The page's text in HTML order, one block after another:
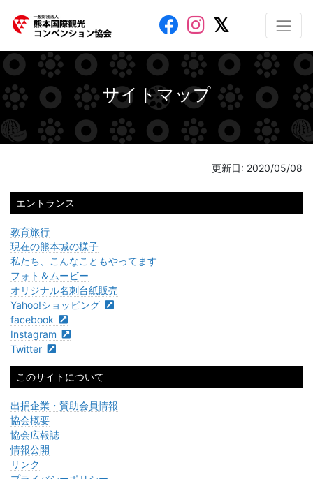
サイトマップ
更新日: 2020/05/08
エントランス
教育旅行
現在の熊本城の様子
私たち、こんなこともやってます
フォト＆ムービー
オリジナル名刺台紙販売
Yahoo!ショッピング
facebook
Instagram
Twitter
このサイトについて
出捐企業・賛助会員情報
協会概要
協会広報誌
情報公開
リンク